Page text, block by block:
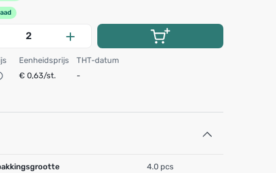
Eenheidsprijs
€ 0,63/st.
THT-datum
-
4.0 pcs